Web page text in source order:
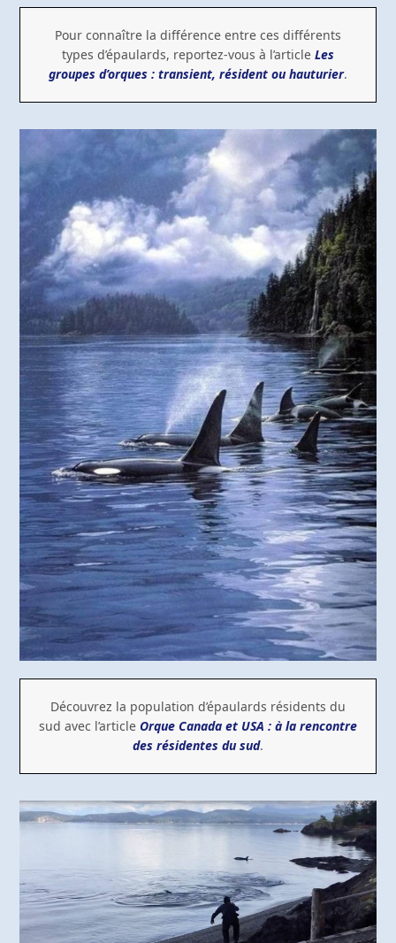
Pour connaître la différence entre ces différents
types d’épaulards, reportez-vous à l’article Les
groupes d’orques : transient, résident ou hauturier.
Découvrez la population d’épaulards résidents du
sud avec l’article Orque Canada et USA : à la rencontre
des résidentes du sud.